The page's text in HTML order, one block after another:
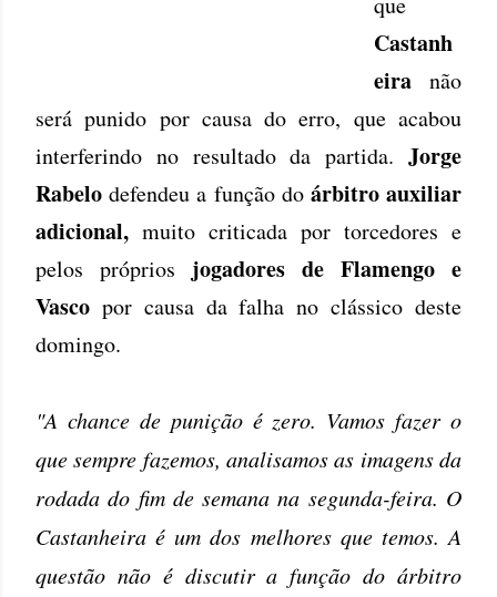
Castanh
eira não
será punido por causa do erro, que acabou
interferindo no resultado da partida. Jorge
Rabelo defendeu a função do árbitro auxiliar
adicional, muito criticada por torcedores e
pelos próprios jogadores de Flamengo e
Vasco por causa da falha no clássico deste
domingo.
"A chance de punição é zero. Vamos fazer o
que sempre fazemos, analisamos as imagens da
rodada do fim de semana na segunda-feira. O
Castanheira é um dos melhores que temos. A
questão não é discutir a função do árbitro